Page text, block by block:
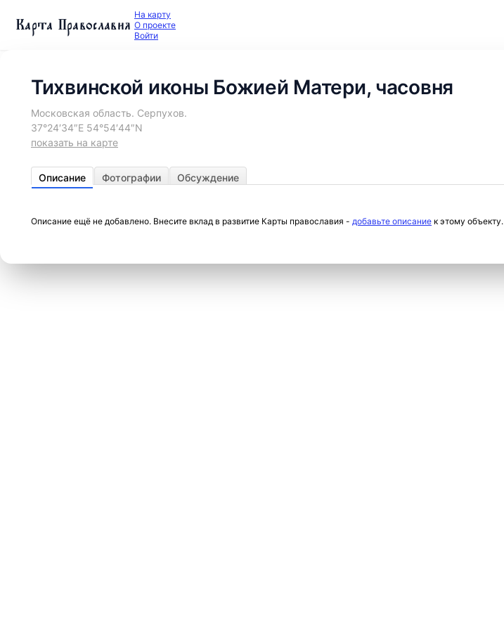
Карта Православия На карту
О проекте
Войти
Тихвинской иконы Божией Матери, часовня
Московская область. Серпухов.
37°24′34″E 54°54′44″N
показать на карте
Описание Фотографии Обсуждение
Описание ещё не добавлено. Внесите вклад в развитие Карты православия - добавьте описание к этому объекту.